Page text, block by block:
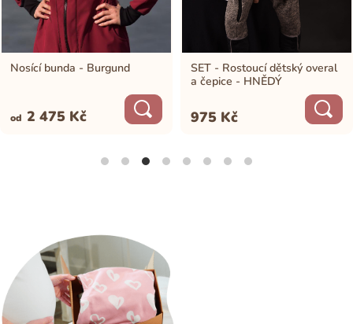
Nosící bunda - Burgund
od 2 475 Kč
SET - Rostoucí dětský overal
a čepice - HNĚDÝ
975 Kč